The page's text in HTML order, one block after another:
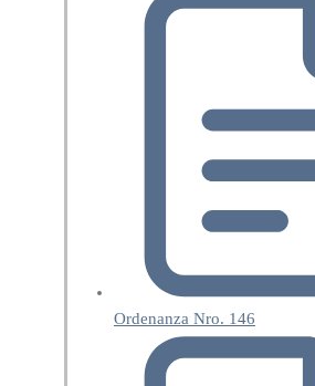
Ordenanza Nro. 146